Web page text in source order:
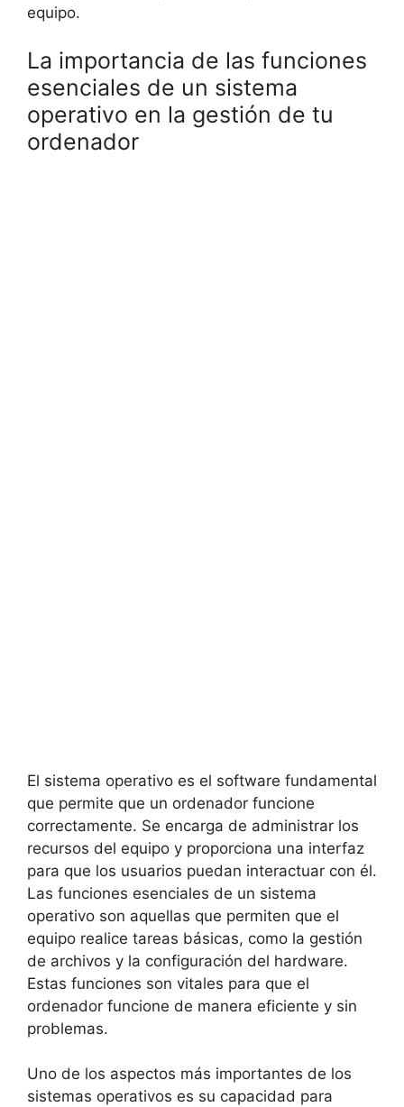
equipo.
La importancia de las funciones
esenciales de un sistema
operativo en la gestión de tu
ordenador
El sistema operativo es el software fundamental
que permite que un ordenador funcione
correctamente. Se encarga de administrar los
recursos del equipo y proporciona una interfaz
para que los usuarios puedan interactuar con él.
Las funciones esenciales de un sistema
operativo son aquellas que permiten que el
equipo realice tareas básicas, como la gestión
de archivos y la configuración del hardware.
Estas funciones son vitales para que el
ordenador funcione de manera eficiente y sin
problemas.
Uno de los aspectos más importantes de los
sistemas operativos es su capacidad para